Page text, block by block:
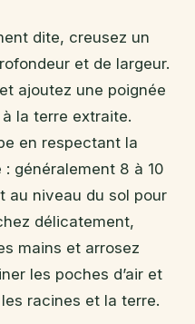
dite, creusez un
et de largeur.
ajoutez une poignée
la terre extraite.
en respectant la
généralement 8 à 10
au niveau du sol pour
délicatement,
mains et arrosez
les poches d’air et
racines et la terre.